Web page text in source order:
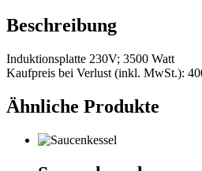
Beschreibung
Induktionsplatte 230V; 3500 Watt
Kaufpreis bei Verlust (inkl. MwSt.):
Ähnliche Produkte